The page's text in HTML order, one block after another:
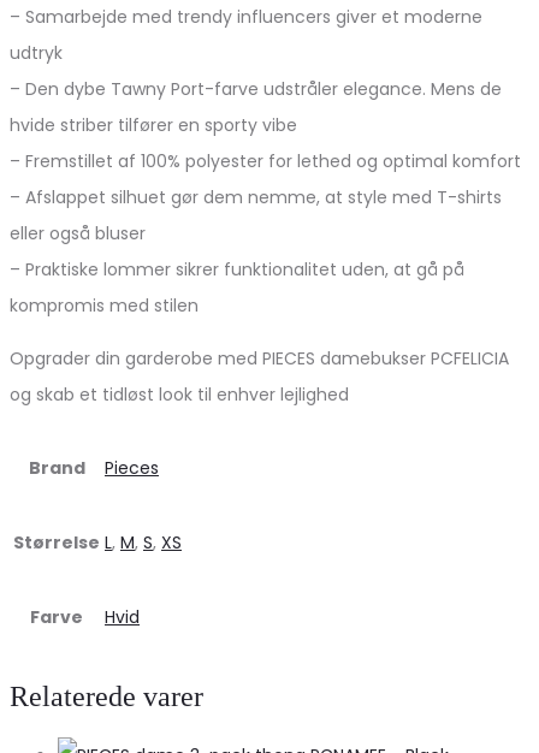
– Samarbejde med trendy influencers giver et moderne
udtryk
– Den dybe Tawny Port-farve udstråler elegance. Mens de
hvide striber tilfører en sporty vibe
– Fremstillet af 100% polyester for lethed og optimal komfort
– Afslappet silhuet gør dem nemme, at style med T-shirts
eller også bluser
– Praktiske lommer sikrer funktionalitet uden, at gå på
kompromis med stilen
Opgrader din garderobe med PIECES damebukser PCFELICIA
og skab et tidløst look til enhver lejlighed
Brand Pieces
Størrelse L, M, S, XS
Farve Hvid
Relaterede varer